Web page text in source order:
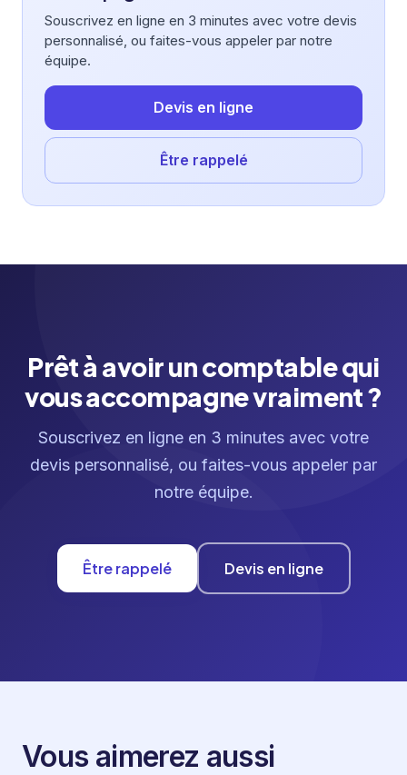
Souscrivez en ligne en 3 minutes avec votre devis
personnalisé, ou faites-vous appeler par notre
équipe.
Devis en ligne
Être rappelé
Prêt à avoir un comptable qui
vous accompagne vraiment ?
Souscrivez en ligne en 3 minutes avec votre
devis personnalisé, ou faites-vous appeler par
notre équipe.
Être rappelé Devis en ligne
Vous aimerez aussi